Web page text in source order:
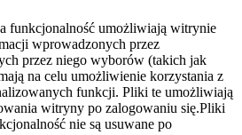
funkcjonalność umożliwiają witrynie
wprowadzonych przez
przez niego wyborów (takich jak
na celu umożliwienie korzystania z
funkcji. Pliki te umożliwiają
witryny po zalogowaniu się.Pliki
nie są usuwane po